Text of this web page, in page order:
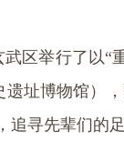
区举行了以“
址博物馆）
寻先辈们的